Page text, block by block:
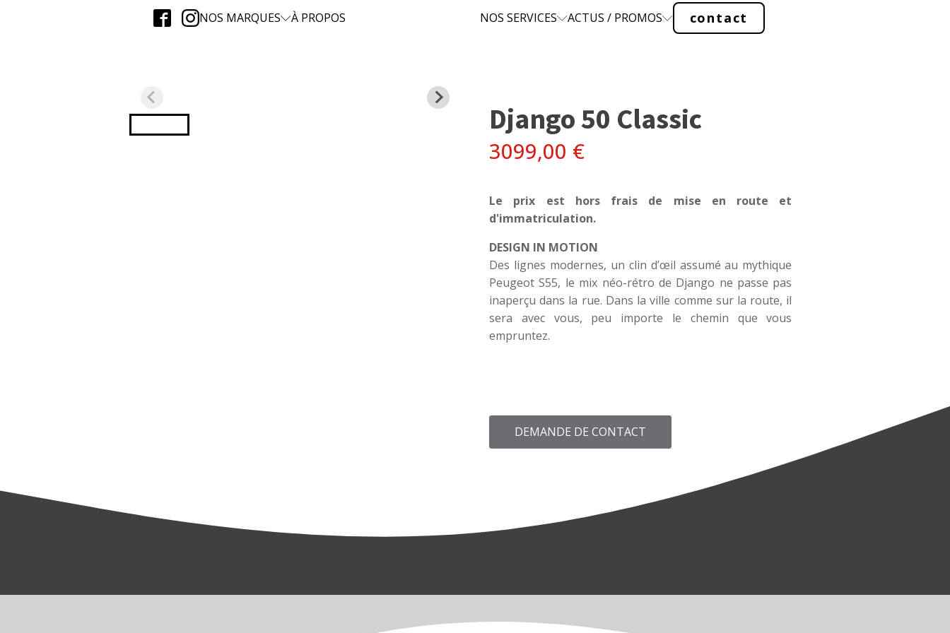
NOS MARQUES À PROPOS NOS SERVICES ACTUS / PROMOS contact
Django 50 Classic
3099,00 €
Le prix est hors frais de mise en route et
d'immatriculation.
DESIGN IN MOTION
Des lignes modernes, un clin d’œil assumé au mythique
Peugeot S55, le mix néo-rétro de Django ne passe pas
inaperçu dans la rue. Dans la ville comme sur la route, il
sera avec vous, peu importe le chemin que vous
empruntez.
DEMANDE DE CONTACT